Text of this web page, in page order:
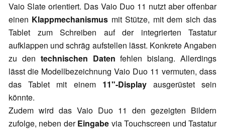
Vaio Slate orientiert. Das Vaio Duo 11 nutzt aber offenbar
einen Klappmechanismus mit Stütze, mit dem sich das
Tablet zum Schreiben auf der integrierten Tastatur
aufklappen und schräg aufstellen lässt. Konkrete Angaben
zu den technischen Daten fehlen bislang. Allerdings
lässt die Modellbezeichnung Vaio Duo 11 vermuten, dass
das Tablet mit einem 11"-Displayausgerüstet sein
könnte.
Zudem wird das Vaio Duo 11 den gezeigten Bildern
zufolge, neben derEingabe via Touchscreen und Tastatur